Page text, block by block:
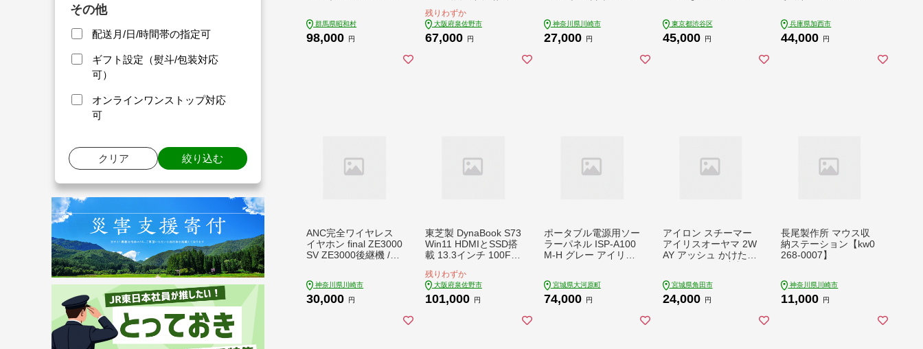
その他
配送月/日/時間帯の指定可
ギフト設定（熨斗/包装対応
可）
オンラインワンストップ対応
可
クリア 絞り込む
群馬県昭和村
98,000 円
減 国内製造 日本製 一
人暮らし】 IBS0009
残りわずか
大阪府泉佐野市
67,000 円
0-0009】
神奈川県川崎市
27,000 円
東京都渋谷区
45,000 円
電 ホットプレート 卓
上 焼肉 魚 野菜 速暖
兵庫県加西市
44,000 円
ANC完全ワイヤレス
イヤホン final ZE3000
SV ZE3000後継機 /ノ
込み/マイク付き【kw
0142-0042】
神奈川県川崎市
30,000 円
東芝製 DynaBook S73
Win11 HDMIとSSD搭
載 13.3インチ 100F0
残りわずか
大阪府泉佐野市
101,000 円
ポータブル電源用ソー
ラーパネル ISP-A100
M-H グレー アイリス
ジャー 100W ポータ
ブル電源用 太陽光パ
宮城県大河原町
74,000 円
アイロン スチーマー
アイリスオーヤマ 2W
AY アッシュ かけたま
チーム 除菌 脱臭 衣類
Tシャツ Yシャツ ジャ
宮城県角田市
24,000 円
長尾製作所 マウス収
納ステーション【kw0
268-0007】
神奈川県川崎市
11,000 円